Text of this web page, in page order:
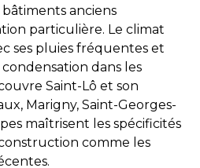
anciens
particulière. Le climat
ses pluies fréquentes et
dans les
Saint-Lô et son
Marigny, Saint-Georges-
maîtrisent les spécificités
comme les